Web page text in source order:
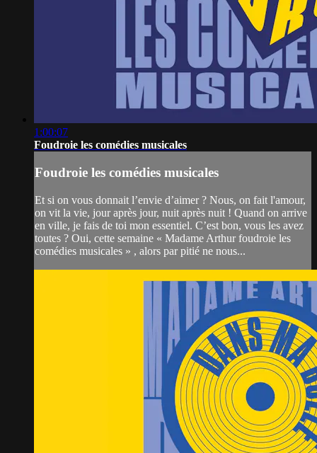
1:00:07
Foudroie les comédies musicales
Foudroie les comédies musicales
Et si on vous donnait l’envie d’aimer ? Nous, on fait l'amour,
on vit la vie, jour après jour, nuit après nuit ! Quand on arrive
en ville, je fais de toi mon essentiel. C’est bon, vous les avez
toutes ? Oui, cette semaine « Madame Arthur foudroie les
comédies musicales » , alors par pitié ne nous...